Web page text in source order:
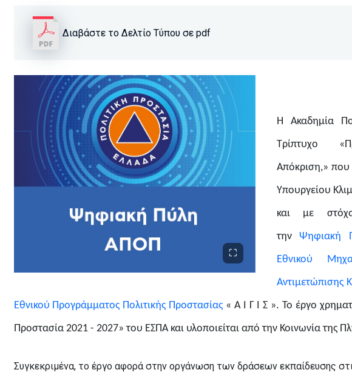
Διαβάστε το Δελτίο Τύπου σε pdf
Η Ακαδημία
Τρίπτυχο
Απόκριση,»
Υπουργείου
και με στόχο
τηνΨηφιακή
Εθνικού
Εθνικού Προγράμματος Πολιτικής Προστασίας « Α Ι Γ Ι Σ ». Το έργο
Προστασία 2021 - 2027» του ΕΣΠΑ και υλοποιείται από την Κοινωνία της
Συγκεκριμένα, το έργο αφορά στην οργάνωση των δράσεων εκπαίδευσης